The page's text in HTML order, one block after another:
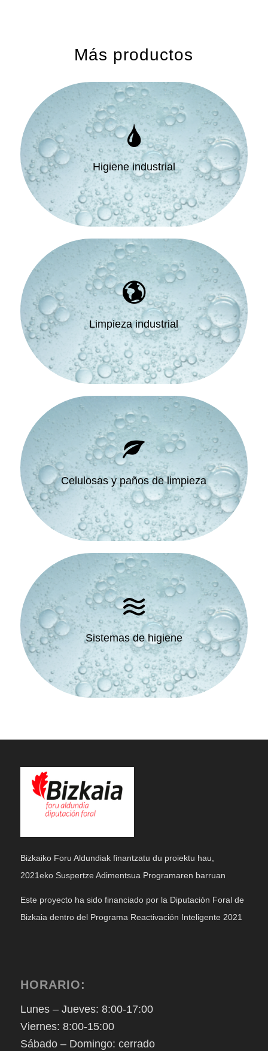
Más productos
Higiene industrial
Limpieza industrial
Celulosas y paños de limpieza
Sistemas de higiene
Bizkaiko Foru Aldundiak finantzatu du proiektu hau,
2021eko Suspertze Adimentsua Programaren barruan
Este proyecto ha sido financiado por la Diputación Foral de
Bizkaia dentro del Programa Reactivación Inteligente 2021
HORARIO:
Lunes – Jueves: 8:00-17:00
Viernes: 8:00-15:00
Sábado – Domingo: cerrado